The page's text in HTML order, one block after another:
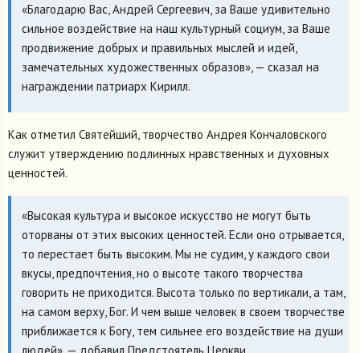
«Благодарю Вас, Андрей Сергеевич, за Ваше удивительно
сильное воздействие на наш культурный социум, за Ваше
продвижение добрых и правильных мыслей и идей,
замечательных художественных образов», — сказал на
награждении патриарх Кирилл.
Как отметил Святейший, творчество Андрея Кончаловского
служит утверждению подлинных нравственных и духовных
ценностей.
«Высокая культура и высокое искусство не могут быть
оторваны от этих высоких ценностей. Если оно отрывается,
то перестает быть высоким. Мы не судим, у каждого свои
вкусы, предпочтения, но о высоте такого творчества
говорить не приходится. Высота только по вертикали, а там,
на самом верху, Бог. И чем выше человек в своем творчестве
приближается к Богу, тем сильнее его воздействие на души